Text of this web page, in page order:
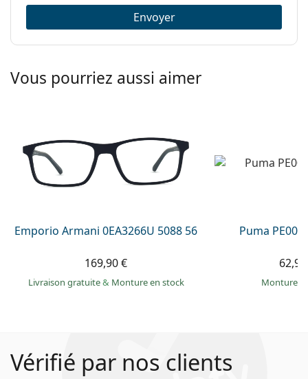
Envoyer
Vous pourriez aussi aimer
Emporio Armani 0EA3266U 5088 56
169,90 €
Livraison gratuite& Monture en stock
Puma
Monture
Vérifié par nos clients